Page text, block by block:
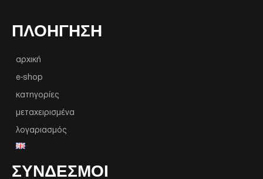
ΠΛΟΉΓΗΣΗ
αρχική
e-shop
κατηγορίες
μεταχειρισμένα
λογαριασμός
ΣΥΝΔΕΣΜΟΙ